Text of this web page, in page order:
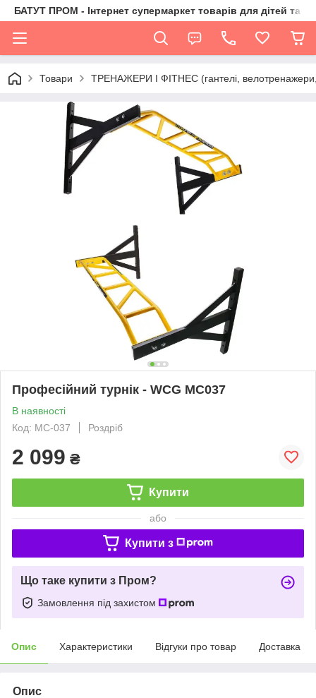
БАТУТ ПРОМ - Інтернет супермаркет товарів для дітей та їх
Товари ТРЕНАЖЕРИ І ФІТНЕС (гантелі, велотренажери,
Професійний турнік - WCG MC037
В наявності
Код: MC-037
Роздріб
2 099 ₴
Купити
або
Купити з
Що таке купити з Пром?
Замовлення під захистом
Опис Характеристики Відгуки про товар Доставка
Опис